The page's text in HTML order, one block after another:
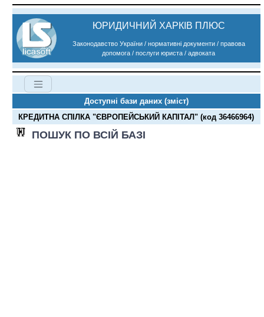
ЮРИДИЧНИЙ ХАРКІВ ПЛЮС
Законодавство України / нормативні документи / правова
допомога / послуги юриста / адвоката
Доступні бази даних (зміст)
КРЕДИТНА СПІЛКА "ЄВРОПЕЙСЬКИЙ КАПІТАЛ" (код 36466964)
ПОШУК ПО ВСІЙ БАЗІ